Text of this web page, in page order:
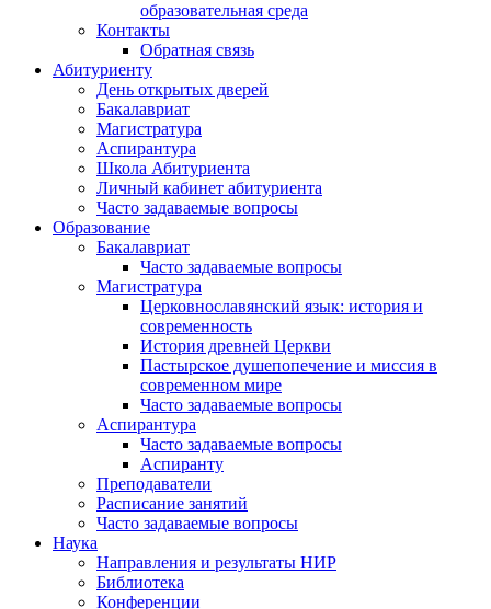
образовательная среда
Контакты
Обратная связь
Абитуриенту
День открытых дверей
Бакалавриат
Магистратура
Аспирантура
Школа Абитуриента
Личный кабинет абитуриента
Часто задаваемые вопросы
Образование
Бакалавриат
Часто задаваемые вопросы
Магистратура
Церковнославянский язык: история и
современность
История древней Церкви
Пастырское душепопечение и миссия в
современном мире
Часто задаваемые вопросы
Аспирантура
Часто задаваемые вопросы
Аспиранту
Преподаватели
Расписание занятий
Часто задаваемые вопросы
Наука
Направления и результаты НИР
Библиотека
Конференции